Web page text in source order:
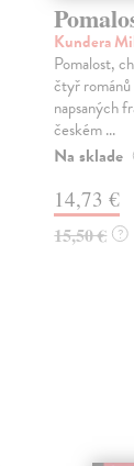
Kundera
Pomalost,
čtyř
napsaných
českém ...
Na sklade
14,73 €
15,50 € ?